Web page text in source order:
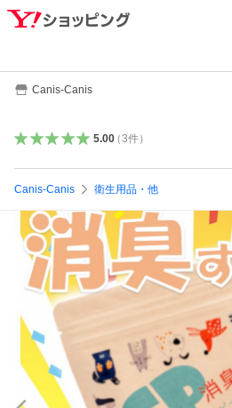
Canis-Canis
5.00（3件）
Canis-Canis 衛生用品・他